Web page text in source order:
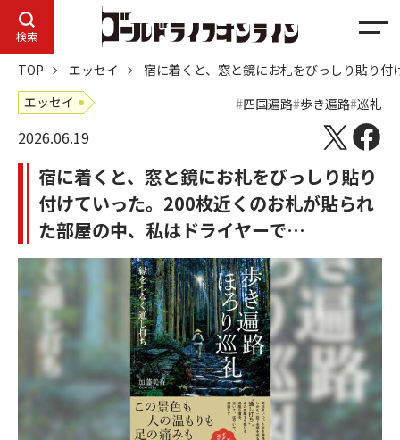
検索
メ
ュ
ー
TOP エッセイ
宿に着くと、窓と鏡にお札をびっしり貼り
エッセイ
四国遍路 歩き遍路 巡礼
2026.06.19
宿に着くと、窓と鏡にお札をびっしり貼り
付けていった。200枚近くのお札が貼られ
た部屋の中、私はドライヤーで…